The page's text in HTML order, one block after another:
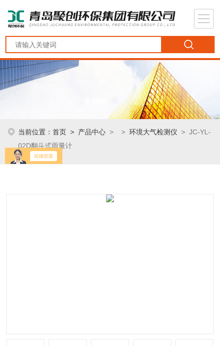
当前位置：首页 > 产品中心 > >环境大气检测仪 > JC-YL-
02D翻斗式雨量计